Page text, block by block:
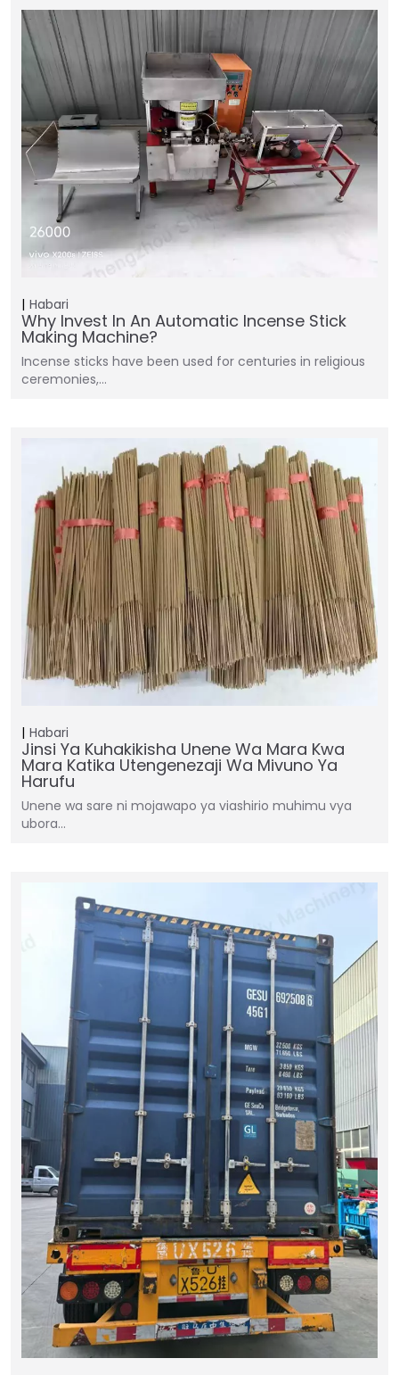
Habari
Why Invest In An Automatic Incense Stick
Making Machine?
Incense sticks have been used for centuries in religious
ceremonies,…
Habari
Jinsi Ya Kuhakikisha Unene Wa Mara Kwa
Mara Katika Utengenezaji Wa Mivuno Ya
Harufu
Unene wa sare ni mojawapo ya viashirio muhimu vya
ubora…